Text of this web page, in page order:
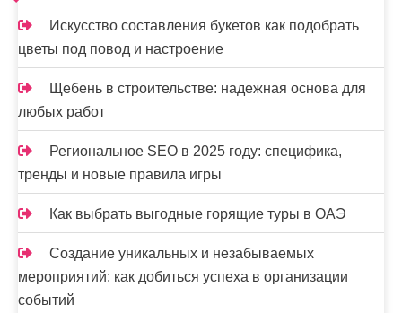
п
и
с
я
м
Искусство составления букетов как подобрать
цветы под повод и настроение
Щебень в строительстве: надежная основа для
любых работ
Региональное SEO в 2025 году: специфика,
тренды и новые правила игры
Как выбрать выгодные горящие туры в ОАЭ
Создание уникальных и незабываемых
мероприятий: как добиться успеха в организации
событий